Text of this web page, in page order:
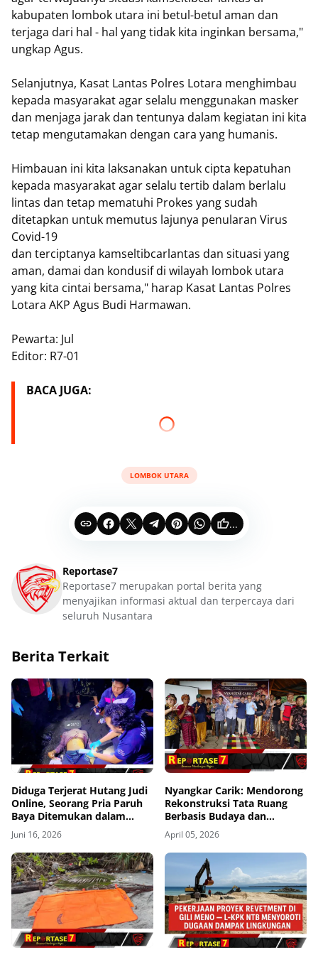
kabupaten lombok utara ini betul-betul aman dan
terjaga dari hal - hal yang tidak kita inginkan bersama,"
ungkap Agus.
Selanjutnya, Kasat Lantas Polres Lotara menghimbau
kepada masyarakat agar selalu menggunakan masker
dan menjaga jarak dan tentunya dalam kegiatan ini kita
tetap mengutamakan dengan cara yang humanis.
Himbauan ini kita laksanakan untuk cipta kepatuhan
kepada masyarakat agar selalu tertib dalam berlalu
lintas dan tetap mematuhi Prokes yang sudah
ditetapkan untuk memutus lajunya penularan Virus
Covid-19
dan terciptanya kamseltibcarlantas dan situasi yang
aman, damai dan kondusif di wilayah lombok utara
yang kita cintai bersama," harap Kasat Lantas Polres
Lotara AKP Agus Budi Harmawan.
Pewarta: Jul
Editor: R7-01
BACA JUGA:
LOMBOK UTARA
...
Reportase7
Reportase7 merupakan portal berita yang
menyajikan informasi aktual dan terpercaya dari
seluruh Nusantara
Berita Terkait
Diduga Terjerat Hutang Judi
Online, Seorang Pria Paruh
Baya Ditemukan dalam
Kondisi Mengenaskan
Juni 16, 2026
Nyangkar Carik: Mendorong
Rekonstruksi Tata Ruang
Berbasis Budaya dan
Memperkuat Nilai Adat
April 05, 2026